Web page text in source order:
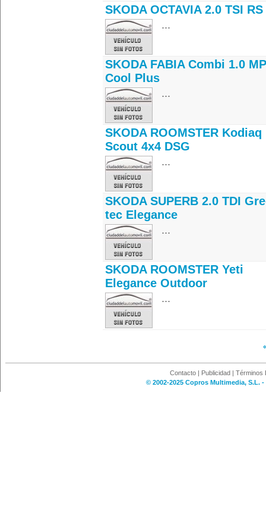
SKODA OCTAVIA 2.0 TSI RS
...
SKODA FABIA Combi 1.0
Cool Plus
...
SKODA ROOMSTER Kodiaq
Scout 4x4 DSG
...
SKODA SUPERB 2.0 TDI
tec Elegance
...
SKODA ROOMSTER Yeti
Elegance Outdoor
...
Contacto | Publicidad | Términos
© 2002-2025 Copros Multimedia, S.L.